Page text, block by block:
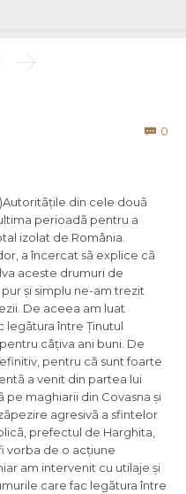

 0
din cele douã
perioadã pentru a
izolat de România.
a încercat sã explice cã
aceste drumuri de
și simplu ne-am trezit
De aceea am luat
legãtura între Ținutul
câțiva ani buni. De
pentru cã sunt foarte
a venit din partea lui
pe maghiarii din Covasna și
agresivã a sfintelor
prefectul de Harghita,
vorba de o acțiune
am intervenit cu utilaje și
care fac legãtura între